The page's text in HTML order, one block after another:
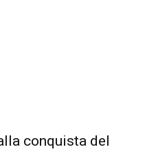
conquista del